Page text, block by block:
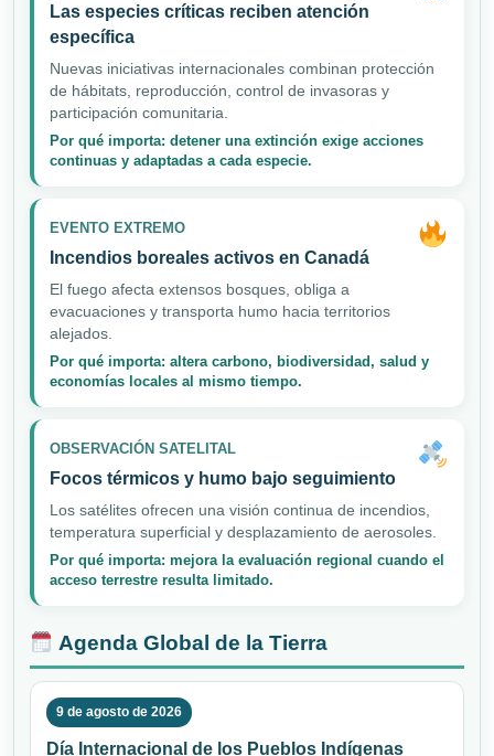
Las especies críticas reciben atención
específica
Nuevas iniciativas internacionales combinan protección
de hábitats, reproducción, control de invasoras y
participación comunitaria.
Por qué importa: detener una extinción exige acciones
continuas y adaptadas a cada especie.
EVENTO EXTREMO
Incendios boreales activos en Canadá
El fuego afecta extensos bosques, obliga a
evacuaciones y transporta humo hacia territorios
alejados.
Por qué importa: altera carbono, biodiversidad, salud y
economías locales al mismo tiempo.
OBSERVACIÓN SATELITAL
Focos térmicos y humo bajo seguimiento
Los satélites ofrecen una visión continua de incendios,
temperatura superficial y desplazamiento de aerosoles.
Por qué importa: mejora la evaluación regional cuando el
acceso terrestre resulta limitado.
Agenda Global de la Tierra
9 de agosto de 2026
Día Internacional de los Pueblos Indígenas